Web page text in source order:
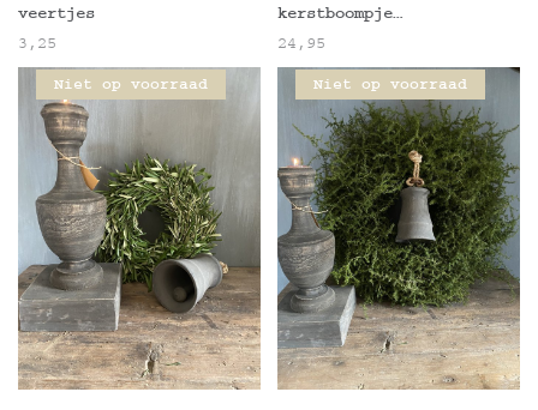
veertjes
3,25
kerstboompje
kunst
24,95
Niet op voorraad Niet op voorraad